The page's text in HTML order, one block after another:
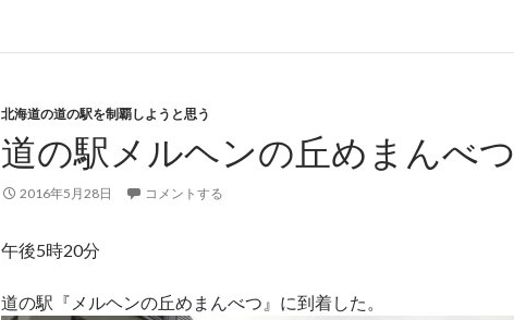
北海道の道の駅を制覇しようと思う
道の駅メルヘンの丘めまんべつ
2016年5月28日 コメントする
午後5時20分
道の駅『メルヘンの丘めまんべつ』に到着した。